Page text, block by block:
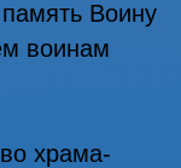
Воину
воинам
храма-